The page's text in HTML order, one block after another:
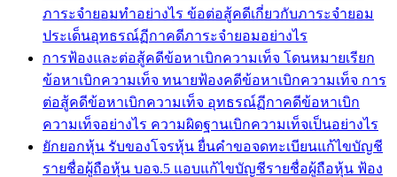
ภาระจำยอมทำอย่างไร ข้อต่อสู้คดีเกี่ยวกับภาระจำยอม
ประเด็นอุทธรณ์ฏีกาคดีภาระจำยอมอย่างไร
การฟ้องและต่อสู้คดีข้อหาเบิกความเท็จ โดนหมายเรียก
ข้อหาเบิกความเท็จ ทนายฟ้องคดีข้อหาเบิกความเท็จ การ
ต่อสู้คดีข้อหาเบิกความเท็จ อุทธรณ์ฏีกาคดีข้อหาเบิก
ความเท็จอย่างไร ความผิดฐานเบิกความเท็จเป็นอย่างไร
ยักยอกหุ้น รับของโจรหุ้น ยื่นคำขอจดทะเบียนแก้ไขบัญชี
รายชื่อผู้ถือหุ้น บอจ.5 แอบแก้ไขบัญชีรายชื่อผู้ถือหุ้น ฟ้อง